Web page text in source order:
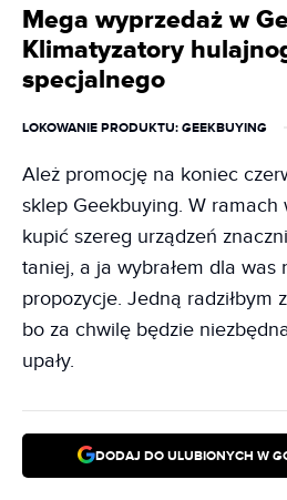
Mega wyprzedaż w
Klimatyzatory
specjalnego
LOKOWANIE PRODUKTU: GEEKBUYING
Ależ promocję na koniec
sklep Geekbuying. W ramach
kupić szereg urządzeń
taniej, a ja wybrałem dla was
propozycje. Jedną radziłbym
bo za chwilę będzie
upały.
DODAJ DO ULUBIONYCH W